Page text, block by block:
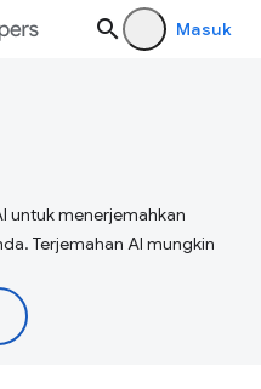
Masuk
untuk menerjemahkan
Terjemahan AI mungkin